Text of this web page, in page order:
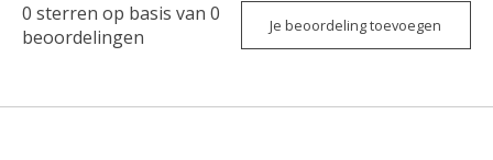
0 sterren op basis van 0
beoordelingen
Je beoordeling toevoegen